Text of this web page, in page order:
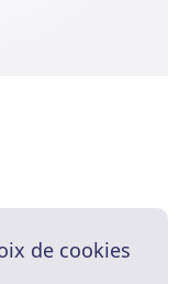
de cookies